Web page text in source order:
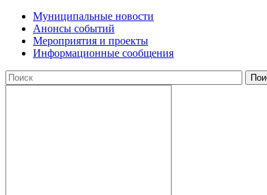
Муниципальные новости
Анонсы событий
Мероприятия и проекты
Информационные сообщения